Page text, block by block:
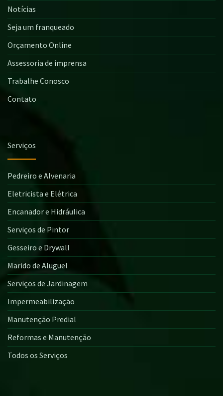
Notícias
Seja um franqueado
Orçamento Online
Assessoria de imprensa
Trabalhe Conosco
Contato
Serviços
Pedreiro e Alvenaria
Eletricista e Elétrica
Encanador e Hidráulica
Serviços de Pintor
Gesseiro e Drywall
Marido de Aluguel
Serviços de Jardinagem
Impermeabilização
Manutenção Predial
Reformas e Manutenção
Todos os Serviços